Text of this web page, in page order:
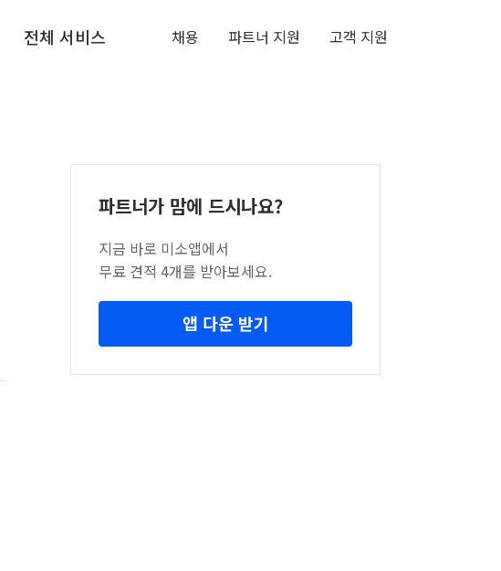
전체 서비스 채용 파트너 지원 고객 지원
파트너가 맘에 드시나요?
지금 바로 미소앱에서
무료 견적 4개를 받아보세요.
앱 다운 받기